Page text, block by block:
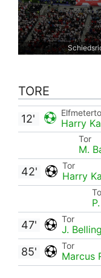
TORE
Harry
12'
Tor
M.
Tor
Harry
42'
Tor
J.
47'
Tor
Marcus
85'